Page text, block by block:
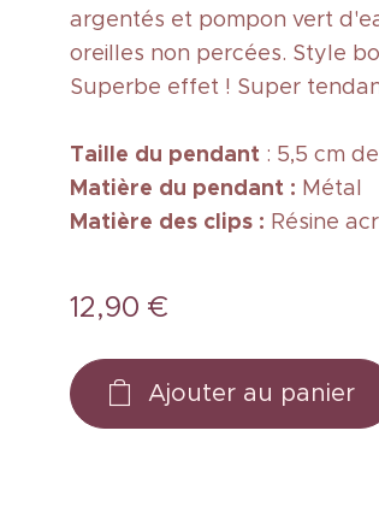
argentés et pompon vert
oreilles non percées. Style
Superbe effet ! Super
Taille du pendant : 5,5 cm
Matière du pendant : Métal
Matière des clips : Résine
12,90 €
Ajouter au panier